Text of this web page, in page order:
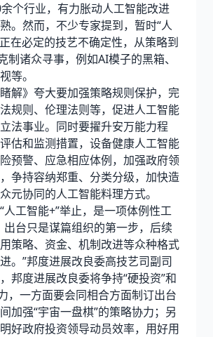
个行业，有力胀动人工智能改进
。然而，不少专家提到，暂时“人
在必定的技艺不确定性，从策略到
制诸众寻事，例如AI模子的黑箱、
等。
》夸大要加强策略规则保护，完
规则、伦理法则等，促进人工智能
法事业。同时要擢升安万能力程
估和监测措置，设备健康人工智能
预警、应急相应体例，加强政府领
争持容纳郑重、分类分级，加快造
元协同的人工智能料理方式。
工智能+”举止，是一项体例性工
出台只是谋篇组织的第一步，后续
策略、资金、机制改进等众种格式
。”邦度进展改良委高技艺司副司
邦度进展改良委将争持“硬投资”和
，一方面要会同相合方面制订出台
加强“宇宙一盘棋”的策略协力；另
好政府投资领导动员效率，用好用